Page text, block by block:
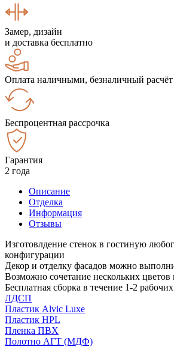
Замер, дизайн
и доставка бесплатно
Оплата наличными, безналичный расчёт
Беспроцентная рассрочка
Гарантия
2 года
Описание
Отделка
Информация
Отзывы
Изготовлдение стенок в гостиную
конфигурации
Декор и отделку фасадов можно
Возможно сочетание нескольких цветов
Бесплатная сборка в течение 1-2
ЛДСП
Пластик Alvic Luxe
Пластик HPL
Пленка ПВХ
Полотно АГТ (МДФ)